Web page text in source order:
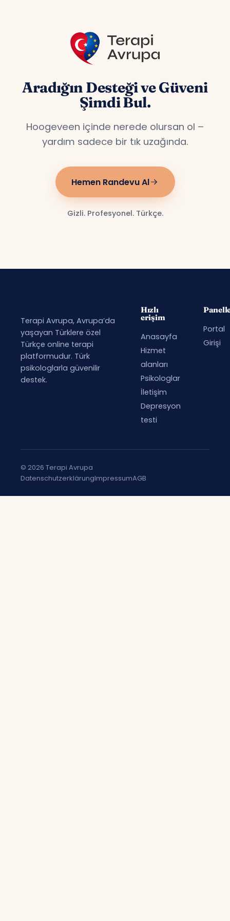
Aradığın Desteği ve Güveni
Şimdi Bul.
Hoogeveen içinde nerede olursan ol –
yardım sadece bir tık uzağında.
Hemen Randevu Al
Gizli. Profesyonel. Türkçe.
Terapi Avrupa, Avrupa’da
yaşayan Türklere özel
Türkçe online terapi
platformudur. Türk
psikologlarla güvenilir
destek.
Hızlı
erişim
Anasayfa
Hizmet
alanları
Psikologlar
İletişim
Depresyon
testi
Portal
Girişi
© 2026 Terapi Avrupa
DatenschutzerklärungImpressumAGB